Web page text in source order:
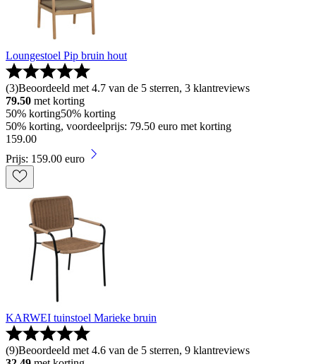
Loungestoel Pip bruin hout
(3)Beoordeeld met 4.7 van de 5 sterren, 3 klantreviews
79.50 met korting
50% korting50% korting
50% korting, voordeelprijs: 79.50 euro met korting
159.00
Prijs: 159.00 euro
KARWEI tuinstoel Marieke bruin
(9)Beoordeeld met 4.6 van de 5 sterren, 9 klantreviews